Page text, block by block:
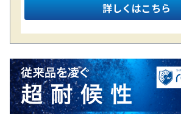
詳しくはこちら